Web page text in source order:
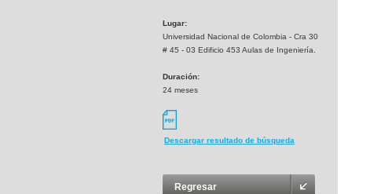
Lugar:
Universidad Nacional de Colombia - Cra 30
# 45 - 03 Edificio 453 Aulas de Ingeniería.
Duración:
24 meses
Descargar resultado de búsqueda
Regresar